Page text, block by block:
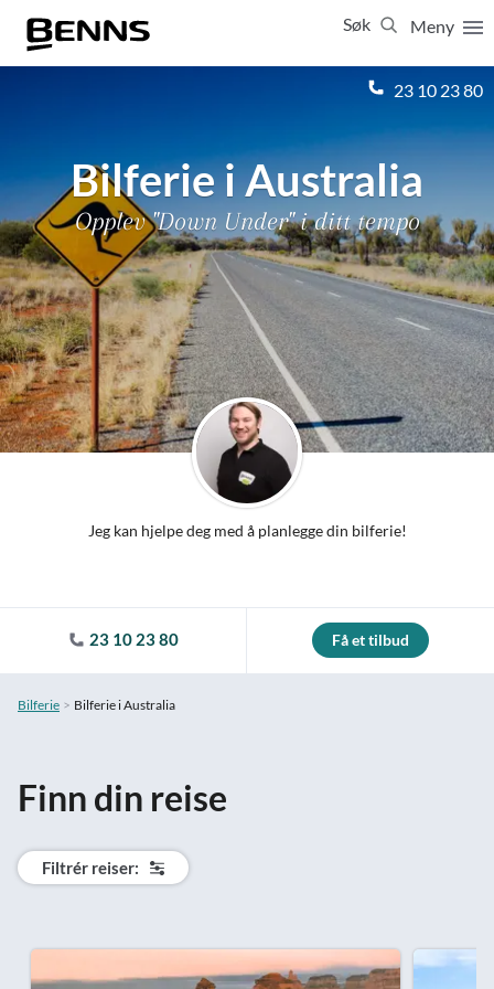
Meny
Søk
23 10 23 80
Bilferie i Australia
Opplev "Down Under" i ditt tempo
Jeg kan hjelpe deg med å planlegge din bilferie!
23 10 23 80 Få et tilbud
Bilferie Bilferie i Australia
Finn din reise
Filtrér reiser:
Lukk
Vis resultater for: Feriereiser